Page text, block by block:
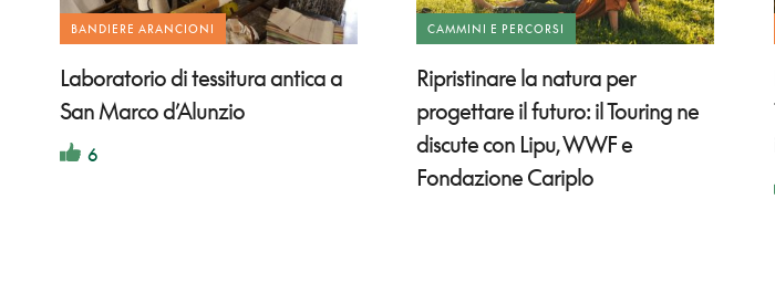
BANDIERE ARANCIONI
Laboratorio di tessitura antica a
San Marco d’Alunzio
6
CAMMINI E PERCORSI
Ripristinare la natura per
progettare il futuro: il Touring ne
discute con Lipu, WWF e
Fondazione Cariplo